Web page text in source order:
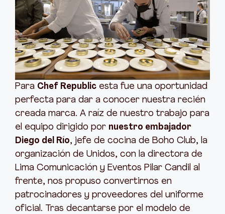
Para Chef Republic esta fue una oportunidad
perfecta para dar a conocer nuestra recién
creada marca. A raíz de nuestro trabajo para
el equipo dirigido por nuestro embajador
Diego del Río, jefe de cocina de Boho Club, la
organización de Unidos, con la directora de
Lima Comunicación y Eventos Pilar Candil al
frente, nos propuso convertirnos en
patrocinadores y proveedores del uniforme
oficial. Tras decantarse por el modelo de